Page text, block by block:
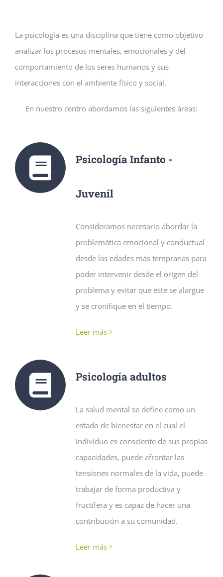
La psicología es una disciplina que tiene como objetivo
analizar los procesos mentales, emocionales y del
comportamiento de los seres humanos y sus
interacciones con el ambiente físico y social.
En nuestro centro abordamos las siguientes áreas:
Psicología Infanto -
Juvenil
Consideramos necesario abordar la
problemática emocional y conductual
desde las edades más tempranas para
poder intervenir desde el origen del
problema y evitar que este se alargue
y se cronifique en el tiempo.
Leer más
Psicología adultos
La salud mental se define como un
estado de bienestar en el cual el
individuo es consciente de sus propias
capacidades, puede afrontar las
tensiones normales de la vida, puede
trabajar de forma productiva y
fructífera y es capaz de hacer una
contribución a su comunidad.
Leer más